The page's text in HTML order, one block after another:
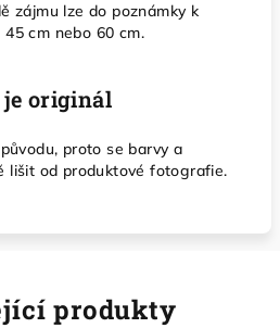
zájmu lze do poznámky k
cm nebo 60 cm.
je originál
proto se barvy a
lišit od produktové fotografie.
produkty